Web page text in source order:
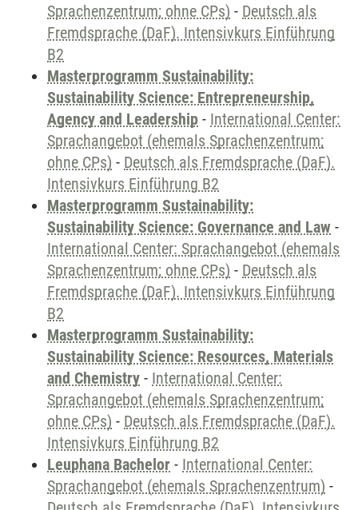
Sprachenzentrum; ohne CPs) - Deutsch als
Fremdsprache (DaF). Intensivkurs Einführung
B2
Masterprogramm Sustainability:
Sustainability Science: Entrepreneurship,
Agency and Leadership - International Center:
Sprachangebot (ehemals Sprachenzentrum;
ohne CPs) - Deutsch als Fremdsprache (DaF).
Intensivkurs Einführung B2
Masterprogramm Sustainability:
Sustainability Science: Governance and Law -
International Center: Sprachangebot (ehemals
Sprachenzentrum; ohne CPs) - Deutsch als
Fremdsprache (DaF). Intensivkurs Einführung
B2
Masterprogramm Sustainability:
Sustainability Science: Resources, Materials
and Chemistry - International Center:
Sprachangebot (ehemals Sprachenzentrum;
ohne CPs) - Deutsch als Fremdsprache (DaF).
Intensivkurs Einführung B2
Leuphana Bachelor - International Center:
Sprachangebot (ehemals Sprachenzentrum) -